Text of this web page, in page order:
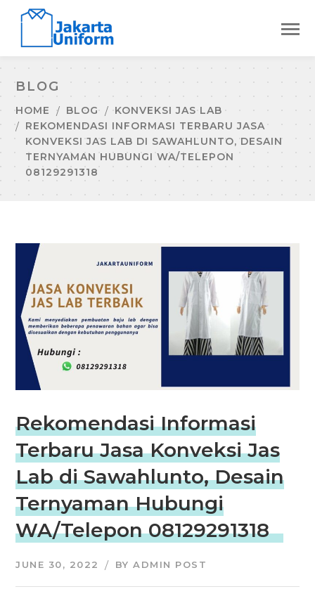
BLOG
HOME BLOG
KONVEKSI JAS LAB
REKOMENDASI INFORMASI TERBARU JASA
KONVEKSI JAS LAB DI SAWAHLUNTO, DESAIN
TERNYAMAN HUBUNGI WA/TELEPON
08129291318
Rekomendasi Informasi
Terbaru Jasa Konveksi Jas
Lab di Sawahlunto, Desain
Ternyaman Hubungi
WA/Telepon 08129291318
JUNE 30, 2022 BYADMIN POST